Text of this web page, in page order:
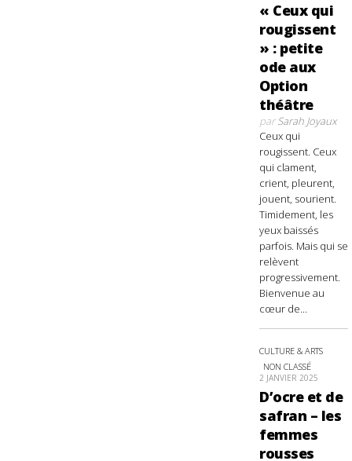
« Ceux qui
rougissent
» : petite
ode aux
Option
théâtre
parSarah Joyaux
Ceux qui
rougissent. Ceux
qui clament,
crient, pleurent,
jouent, sourient.
Timidement, les
yeux baissés
parfois. Mais qui se
relèvent
progressivement.
Bienvenue au
cœur de...
CULTURE & ARTS
NON CLASSÉ
2 JANVIER 2025
D’ocre et de
safran – les
femmes
rousses